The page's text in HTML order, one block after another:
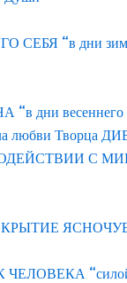
“в дни
весеннего
любви Творца
С
“силой